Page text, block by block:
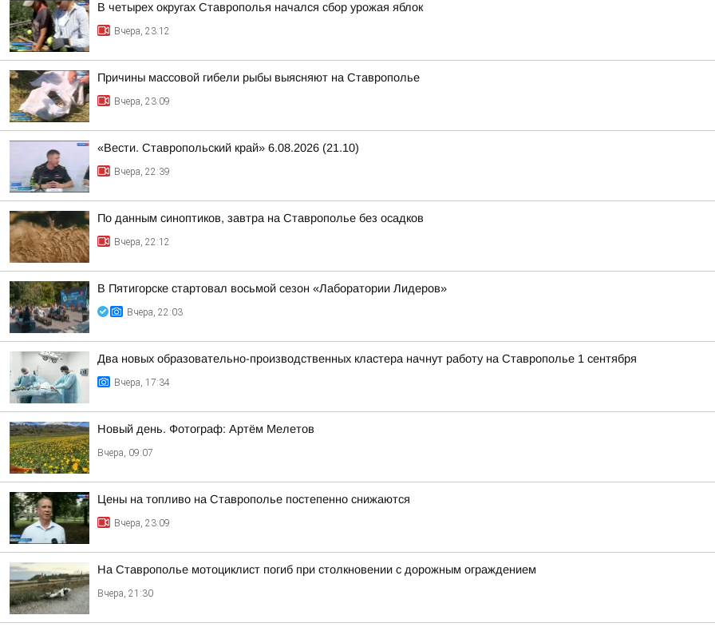
В четырех округах Ставрополья начался сбор урожая яблок
Вчера, 23:12
Причины массовой гибели рыбы выясняют на Ставрополье
Вчера, 23:09
«Вести. Ставропольский край» 6.08.2026 (21.10)
Вчера, 22:39
По данным синоптиков, завтра на Ставрополье без осадков
Вчера, 22:12
В Пятигорске стартовал восьмой сезон «Лаборатории Лидеров»
Вчера, 22:03
Два новых образовательно-производственных кластера начнут работу на Ставрополье 1 сентября
Вчера, 17:34
Новый день. Фотограф: Артём Мелетов
Вчера, 09:07
Цены на топливо на Ставрополье постепенно снижаются
Вчера, 23:09
На Ставрополье мотоциклист погиб при столкновении с дорожным ограждением
Вчера, 21:30